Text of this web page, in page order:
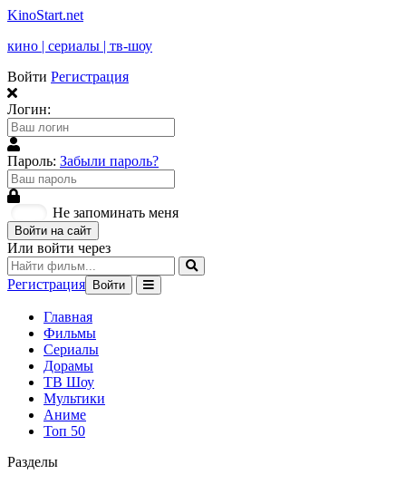
KinoStart.net
кино | сериалы | тв-шоу
Войти Регистрация
Логин:
Пароль: Забыли пароль?
Не запоминать меня
Войти на сайт
Или войти через
Регистрация Войти
Главная
Фильмы
Сериалы
Дорамы
ТВ Шоу
Мультики
Аниме
Топ 50
Разделы